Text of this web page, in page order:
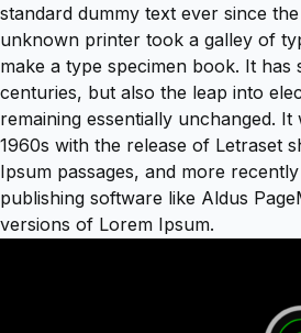
standard dummy text ever since
unknown printer took a galley of
make a type specimen book. It
centuries, but also the leap into
remaining essentially unchanged.
1960s with the release of Letraset
Ipsum passages, and more
publishing software like Aldus
versions of Lorem Ipsum.